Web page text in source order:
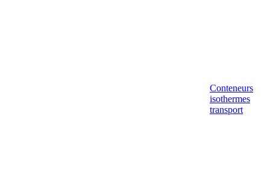
Conteneurs
isothermes
transport